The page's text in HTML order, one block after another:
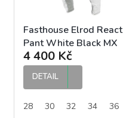
Fasthouse Elrod React
Pant White Black MX
kalhoty
4 400 Kč
DETAIL
28 30 32 34 36